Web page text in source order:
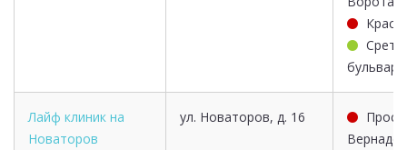
бульвар
Лайф клиник на
Новаторов
ул. Новаторов, д. 16